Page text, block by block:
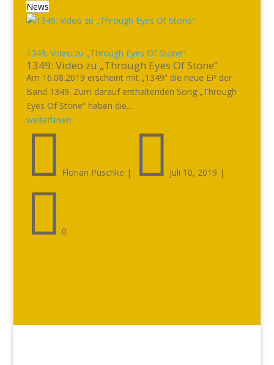
News
1349: Video zu „Through Eyes Of Stone“
1349: Video zu „Through Eyes Of Stone“
Am 16.08.2019 erscheint mit „1349“ die neue EP der
Band 1349. Zum darauf enthaltenden Song „Through
Eyes Of Stone“ haben die...
weiterlesen
 Florian Puschke |  Juli 10, 2019 |
 0